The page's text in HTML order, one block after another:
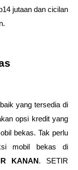
jutaan dan cicilan
yang tersedia di
opsi kredit yang
bekas. Tak perlu
mobil bekas di
KANAN . SETIR